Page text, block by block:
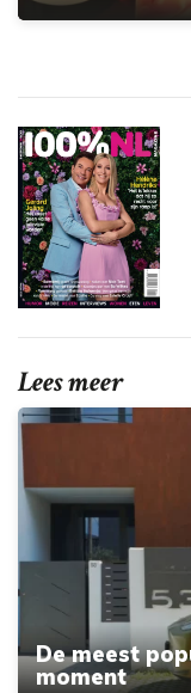
Lees meer
De meest
moment